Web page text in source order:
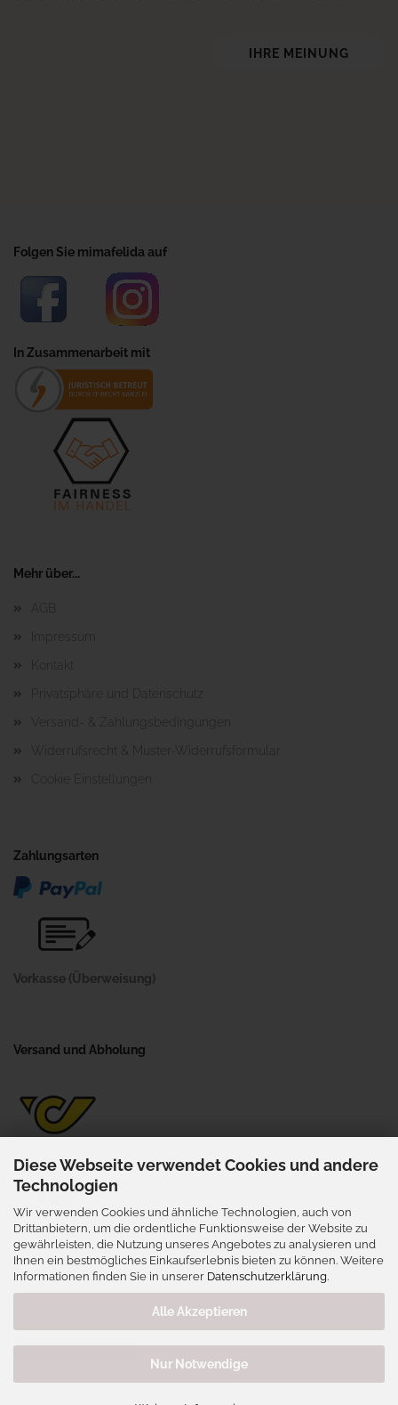
Diese Webseite verwendet Cookies und andere
Technologien
Wir verwenden Cookies und ähnliche Technologien, auch von
Drittanbietern, um die ordentliche Funktionsweise der Website zu
gewährleisten, die Nutzung unseres Angebotes zu analysieren und
Ihnen ein bestmögliches Einkaufserlebnis bieten zu können. Weitere
Informationen finden Sie in unserer Datenschutzerklärung.
Alle Akzeptieren
Nur Notwendige
IHRE MEINUNG
Folgen Sie mimafelida auf
In Zusammenarbeit mit
Mehr über...
Impressum
Kontakt
Privatsphäre und Datenschutz
Versand- & Zahlungsbedingungen
Widerrufsrecht & Muster-Widerrufsformular
Cookie Einstellungen
Zahlungsarten
Vorkasse (Überweisung)
Versand und Abholung
Selbstabholung
Wienerstraße 41, 3702 Niederrußbach
nur nach vorheriger Terminabsprache
Vertrag widerrufen